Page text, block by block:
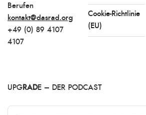
Berufen
kontakt@dasrad.org
+49 (0) 89 4107
4107
Cookie-Richtlinie
(EU)
UPG RADE – DER PODCAST
Audio